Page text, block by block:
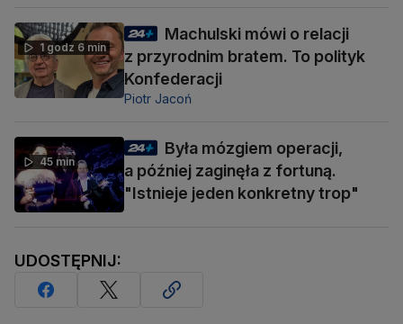
1 godz 6 min
Machulski mówi o relacji
z przyrodnim bratem. To polityk
Konfederacji
Piotr Jacoń
45 min
Była mózgiem operacji,
a później zaginęła z fortuną.
"Istnieje jeden konkretny trop"
UDOSTĘPNIJ: